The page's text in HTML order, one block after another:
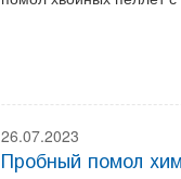
26.07.2023
Пробный помол